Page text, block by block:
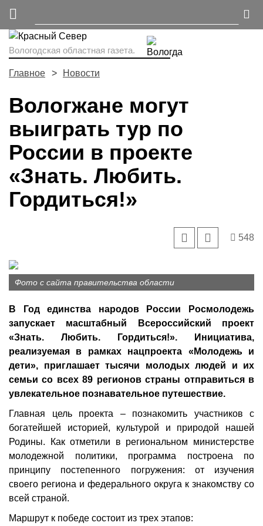
Вологодская областная газета.
Главное Новости
Вологжане могут
выиграть тур по
России в проекте
«Знать. Любить.
Гордиться!»
548
Фото с сайта правительства области
В Год единства народов России Росмолодежь
запускает масштабный Всероссийский проект
«Знать. Любить. Гордиться!». Инициатива,
реализуемая в рамках нацпроекта «Молодежь и
дети», приглашает тысячи молодых людей и их
семьи со всех 89 регионов страны отправиться в
увлекательное познавательное путешествие.
Главная цель проекта – познакомить участников с
богатейшей историей, культурой и природой нашей
Родины. Как отметили в региональном министерстве
молодежной политики, программа построена по
принципу постепенного погружения: от изучения
своего региона и федерального округа к знакомству со
всей страной.
Маршрут к победе состоит из трех этапов: